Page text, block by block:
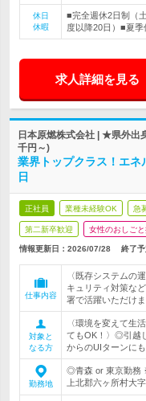
休日
休暇
■完全週休2日制（
度以降20日）■夏
求人詳細を見る
日本原燃株式会社 | ★県外
千円～)
業界トップクラス！エ
日
正社員 業種未経験OK 急
第二新卒歓迎 女性のおしご
情報更新日：2026/07/28 終了予
仕事内容
〈既存システムの
キュリティ対策な
署で活躍いただけま
対象と
なる方
〈環境を変えて生
てもOK！〉◎引越
からのUIターンにも
勤務地
◎青森 or 東京勤務
上北郡六ヶ所村大